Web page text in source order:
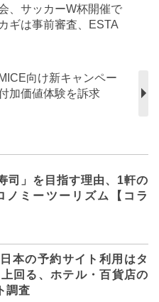
、サッカーW杯開催で
ギは事前審査、ESTA
向け新キャンペー
加価値体験を訴求
司」を目指す理由、1軒の
ノミーツーリズム【コラ
本の予約サイト利用はタ
回る、ホテル・百貨店の
調査